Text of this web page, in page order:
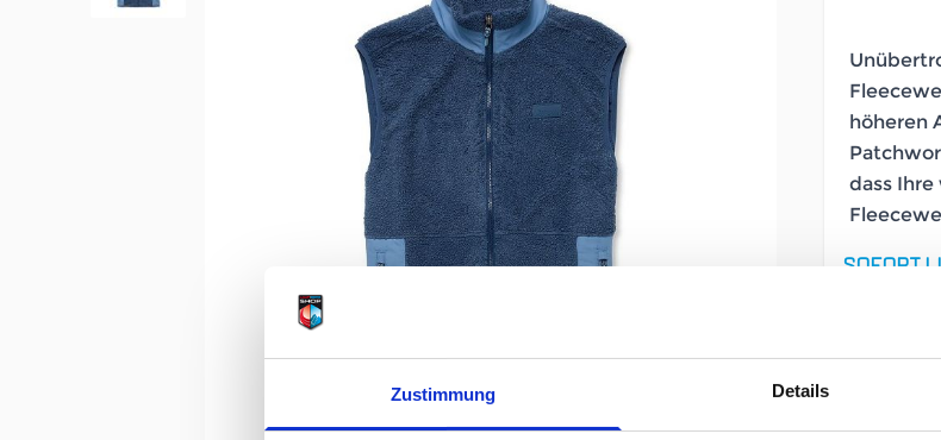
Zustimmung Details
höheren
dass
SOFORT